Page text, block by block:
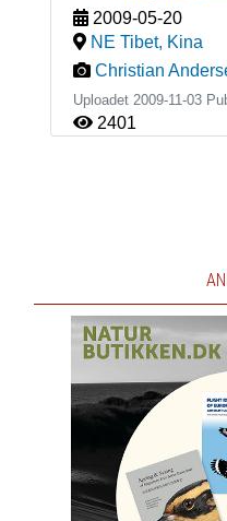
2009-05-20
NE Tibet, Kina
Christian
Uploadet 2009-11-03
2401